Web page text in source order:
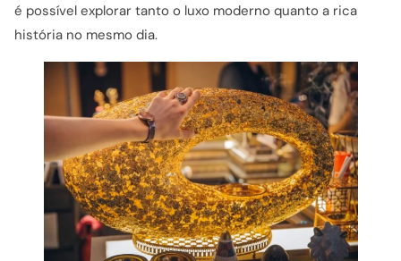
é possível explorar tanto o luxo moderno quanto a rica
história no mesmo dia.